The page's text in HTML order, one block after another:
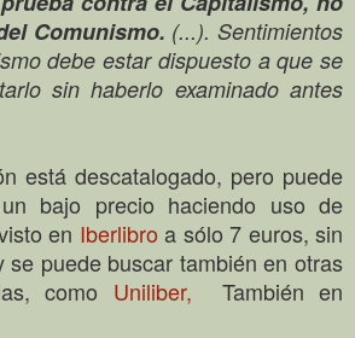
Comunismo. (...). Sentimientos
debe estar dispuesto a que se
sin haberlo examinado antes
está descatalogado, pero puede
bajo precio haciendo uso de
en Iberlibro a sólo 7 euros, sin
se puede buscar también en otras
como Uniliber,
También en